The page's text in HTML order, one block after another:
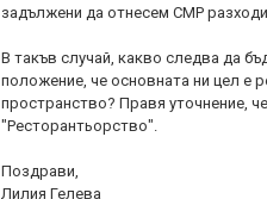
задължени да отнесем СМР
В такъв случай, какво следва да
положение, че основната ни цел е
пространство? Правя уточнение,
"Ресторантьорство".
Поздрави,
Лилия Гелева